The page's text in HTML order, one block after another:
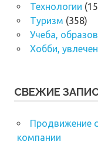
Технологии
Туризм (358)
Учеба,
Хобби,
СВЕЖИЕ
Продвижение
компании